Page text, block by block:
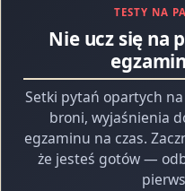
TESTY NA
Nie ucz się na
Setki pytań opartych na
broni, wyjaśnienia
egzaminu na czas.
że jesteś gotów —